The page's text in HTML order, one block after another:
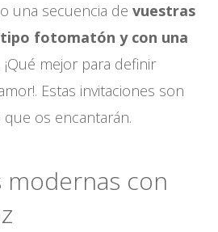
una secuencia de vuestras
fotomatón y con una
. ¡Qué mejor para definir
Estas invitaciones son
os encantarán.
modernas con